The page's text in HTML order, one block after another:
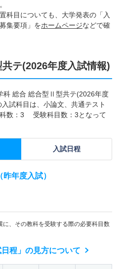
科目についても、大学発表の「入
集要項」をホームページなどで確
テ(2026年度入試情報)
科 総合 総合型Ⅱ型共テ(2026年度
試科目は、小論文、共通テスト
数：3 受験科目数：3となって
入試日程
年度入試）
、その教科を受験する際の必要科目数
日程」の見方について